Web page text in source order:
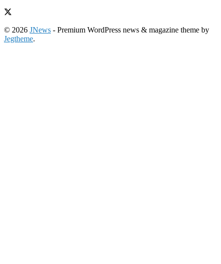
© 2026 JNews - Premium WordPress news & magazine theme by
Jegtheme.